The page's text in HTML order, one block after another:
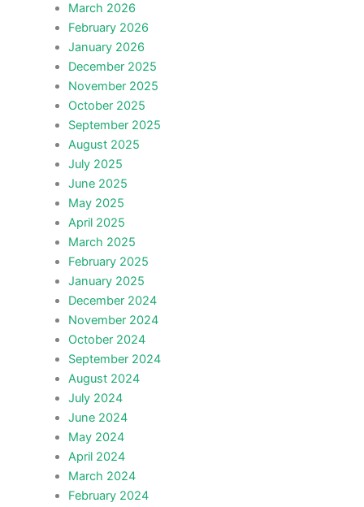
March 2026
February 2026
January 2026
December 2025
November 2025
October 2025
September 2025
August 2025
July 2025
June 2025
May 2025
April 2025
March 2025
February 2025
January 2025
December 2024
November 2024
October 2024
September 2024
August 2024
July 2024
June 2024
May 2024
April 2024
March 2024
February 2024